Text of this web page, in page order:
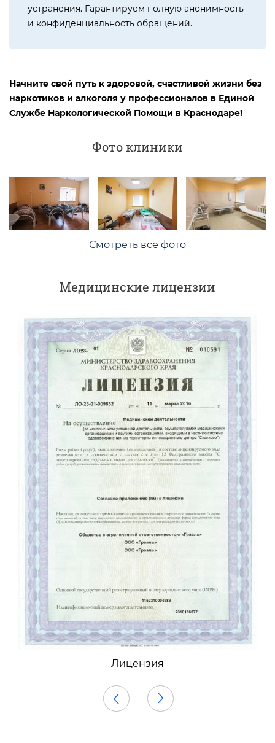
устранения. Гарантируем полную анонимность
и конфиденциальность обращений.
Начните свой путь к здоровой, счастливой жизни без
наркотиков и алкоголя у профессионалов в Единой
Службе Наркологической Помощи в Краснодаре!
Фото клиники
Смотреть все фото
Медицинские лицензии
Лицензия